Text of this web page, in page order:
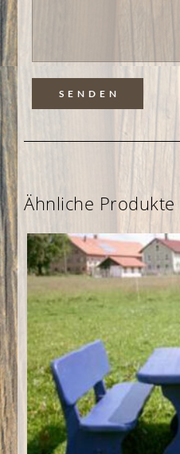
Ähnliche Produkte